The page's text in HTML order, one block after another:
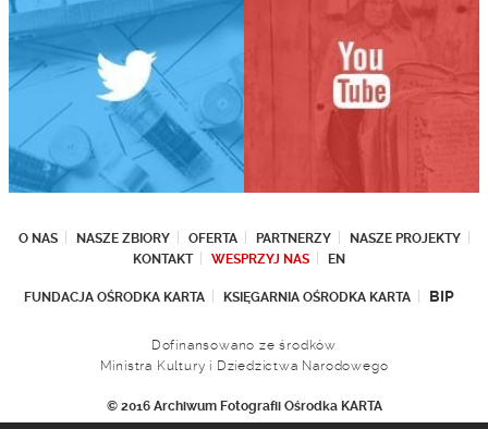
O NAS NASZE ZBIORY OFERTA PARTNERZY
NASZE PROJEKTY
KONTAKT
WESPRZYJ NAS EN
FUNDACJA OŚRODKA KARTA KSIĘGARNIA OŚRODKA KARTA BIP
Dofinansowano ze środków
Ministra Kultury i Dziedzictwa Narodowego
© 2016 Archiwum Fotografii Ośrodka KARTA